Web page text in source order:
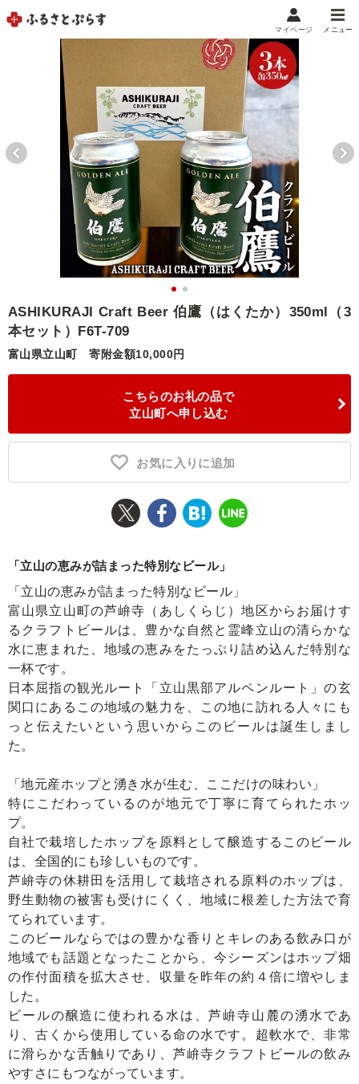
メニュー
マイメニュー
マイページ
お気に入り 閲覧履歴
メニュー
お礼の品から探す
お礼の品をカテゴリや金額で絞り込み
自治体から探す
ランキング
特集・おすすめ
マイページ
ASHIKURAJI Craft Beer 伯鷹（はくたか）350ml（3
本セット）F6T-709
富山県立山町 寄附金額10,000円
こちらのお礼の品で
立山町へ申し込む
お気に入りに追加
「立山の恵みが詰まった特別なビール」
「立山の恵みが詰まった特別なビール」
富山県立山町の芦峅寺（あしくらじ）地区からお届けす
るクラフトビールは、豊かな自然と霊峰立山の清らかな
水に恵まれた、地域の恵みをたっぷり詰め込んだ特別な
一杯です。
日本屈指の観光ルート「立山黒部アルペンルート」の玄
関口にあるこの地域の魅力を、この地に訪れる人々にも
っと伝えたいという思いからこのビールは誕生しまし
た。
「地元産ホップと湧き水が生む、ここだけの味わい」
特にこだわっているのが地元で丁寧に育てられたホッ
プ。
自社で栽培したホップを原料として醸造するこのビール
は、全国的にも珍しいものです。
芦峅寺の休耕田を活用して栽培される原料のホップは、
野生動物の被害も受けにくく、地域に根差した方法で育
てられています。
このビールならではの豊かな香りとキレのある飲み口が
地域でも話題となったことから、今シーズンはホップ畑
の作付面積を拡大させ、収量を昨年の約４倍に増やしま
した。
ビールの醸造に使われる水は、芦峅寺山麓の湧水であ
り、古くから使用している命の水です。超軟水で、非常
に滑らかな舌触りであり、芦峅寺クラフトビールの飲み
やすさにもつながっています。